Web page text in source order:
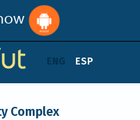
ENG ESP
Complex